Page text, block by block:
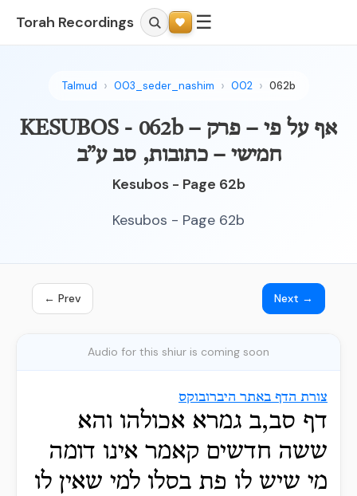
Torah Recordings ☰
Talmud 003_seder_nashim 002 062b
KESUBOS - 062b – אף על פי – פרק
חמישי – כתובות, סב ע”ב
Kesubos - Page 62b
Kesubos - Page 62b
← Prev Next →
Audio for this shiur is coming soon
צורת הדף באתר היברובוקס
דף סב,ב גמרא אכולהו והא
ששה חדשים קאמר אינו דומה
מי שיש לו פת בסלו למי שאין לו